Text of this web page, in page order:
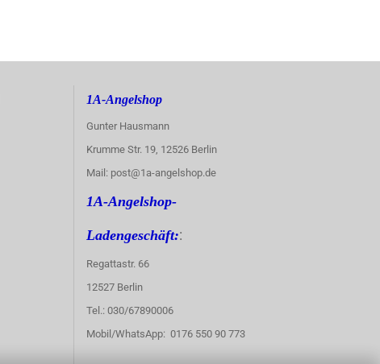
1A-Angelshop
Gunter Hausmann
Krumme Str. 19, 12526 Berlin
Mail: post@1a-angelshop.de
1A-Angelshop-
Ladengeschäft::
Regattastr. 66
12527 Berlin
Tel.: 030/67890006
Mobil/WhatsApp: 0176 550 90 773